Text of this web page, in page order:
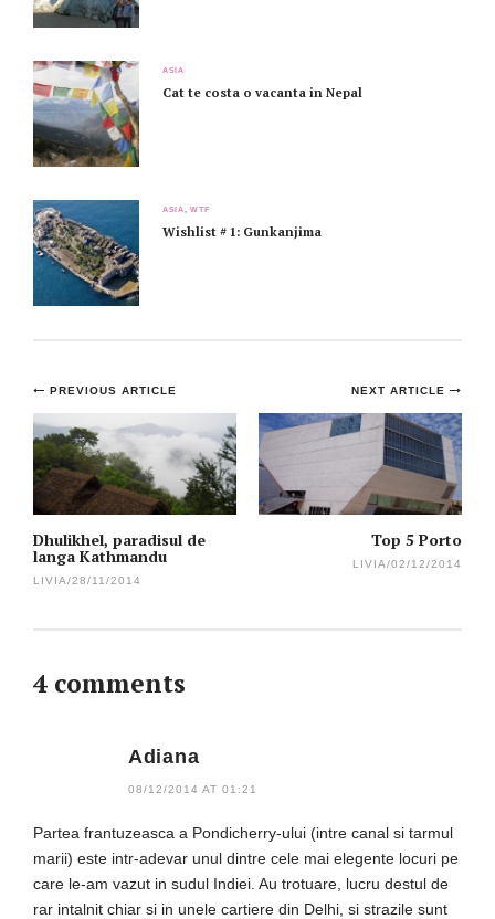
ASIA
Cat te costa o vacanta in Nepal
ASIA ,WTF
Wishlist # 1: Gunkanjima
Post
navigation
NEXT ARTICLE
Top 5 Porto
LIVIA/02/12/2014
PREVIOUS ARTICLE
Dhulikhel, paradisul de
langa Kathmandu
LIVIA/28/11/2014
4 comments
Adiana
08/12/2014 AT 01:21
Partea frantuzeasca a Pondicherry-ului (intre canal si tarmul
marii) este intr-adevar unul dintre cele mai elegente locuri pe
care le-am vazut in sudul Indiei. Au trotuare, lucru destul de
rar intalnit chiar si in unele cartiere din Delhi, si strazile sunt